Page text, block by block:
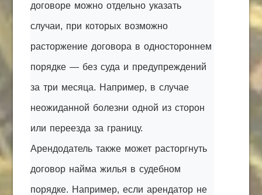
договоре можно отдельно указать
случаи, при которых возможно
расторжение договора в одностороннем
порядке — без суда и предупреждений
за три месяца. Например, в случае
неожиданной болезни одной из сторон
или переезда за границу.
Арендодатель также может расторгнуть
договор найма жилья в судебном
порядке. Например, если арендатор не